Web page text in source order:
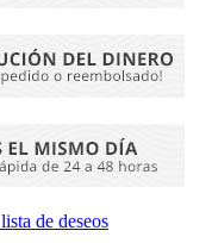
de deseos